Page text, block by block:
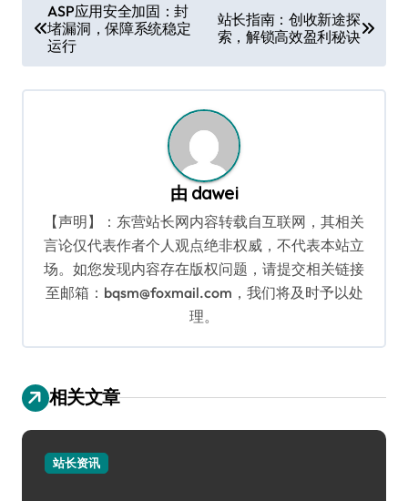
章
导
航
ASP应用安全加固：封
堵漏洞，保障系统稳定
运行
站长指南：创收新途探
索，解锁高效盈利秘诀
由 dawei
【声明】：东营站长网内容转载自互联网，其相关
言论仅代表作者个人观点绝非权威，不代表本站立
场。如您发现内容存在版权问题，请提交相关链接
至邮箱：bqsm@foxmail.com，我们将及时予以处
理。
相关文章
站长资讯